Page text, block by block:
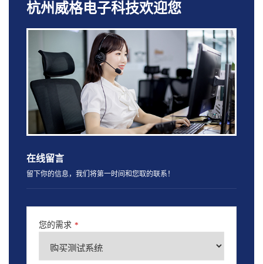
杭州威格电子科技欢迎您
在线留言
留下你的信息，我们将第一时间和您取的联系！
您的需求 *